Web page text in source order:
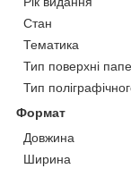
Стан
Тематика
Тип поверхні
Тип
Формат
Довжина
Ширина